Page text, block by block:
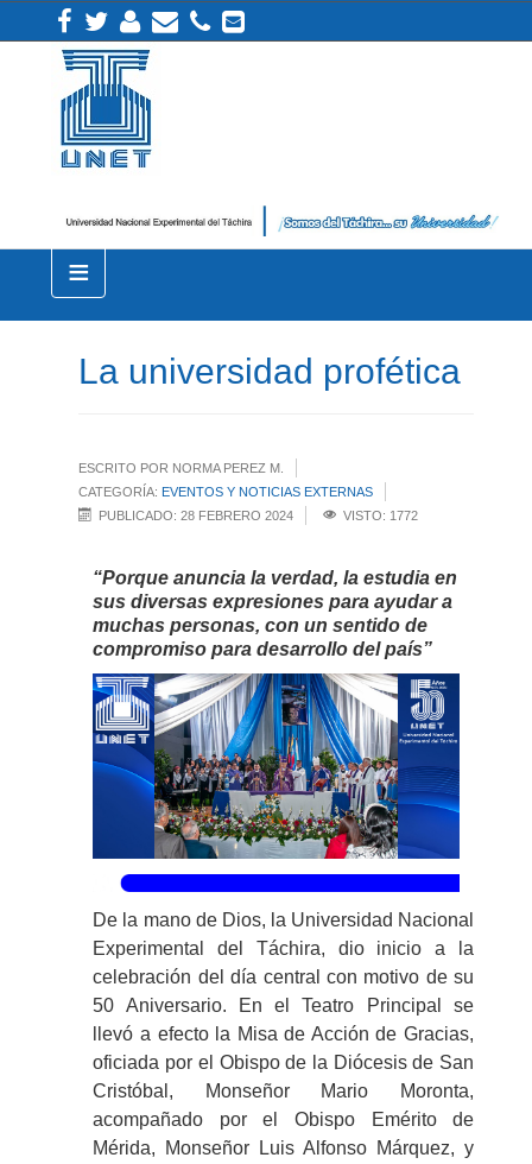
≡
La universidad profética
ESCRITO POR NORMA PEREZ M.
CATEGORÍA: EVENTOS Y NOTICIAS EXTERNAS
PUBLICADO: 28 FEBRERO 2024
VISTO: 1772
“Porque anuncia la verdad, la estudia en
sus diversas expresiones para ayudar a
muchas personas, con un sentido de
compromiso para desarrollo del país”
De la mano de Dios, la Universidad Nacional
Experimental del Táchira, dio inicio a la
celebración del día central con motivo de su
50 Aniversario. En el Teatro Principal se
llevó a efecto la Misa de Acción de Gracias,
oficiada por el Obispo de la Diócesis de San
Cristóbal, Monseñor Mario Moronta,
acompañado por el Obispo Emérito de
Mérida, Monseñor Luis Alfonso Márquez, y